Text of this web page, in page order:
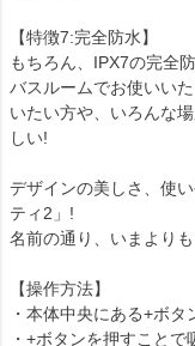
【特徴7:完全防水】
もちろん、IPX7の完全
バスルームでお使いい
いたい方や、いろんな
しい!
デザインの美しさ、使
ティ2」!
名前の通り、いまより
【操作方法】
・本体中央にある+ボ
・+ボタンを押すこと